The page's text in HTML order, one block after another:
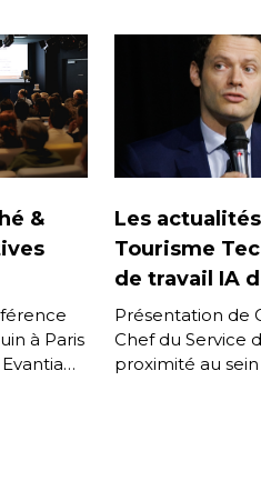
&
à Paris
Les
Tourisme
de travail IA
Présentation de
Chef du Service
proximité au sein